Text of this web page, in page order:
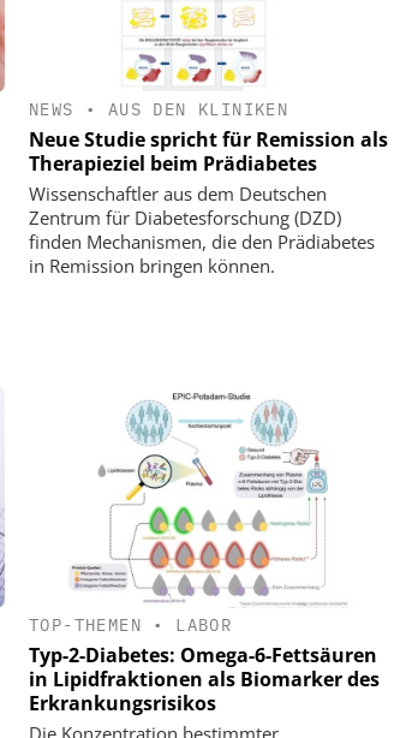
NEWS • AUS DEN KLINIKEN
Neue Studie spricht für Remission als
Therapieziel beim Prädiabetes
Wissenschaftler aus dem Deutschen
Zentrum für Diabetesforschung (DZD)
finden Mechanismen, die den Prädiabetes
in Remission bringen können.
TOP-THEMEN • LABOR
Typ-2-Diabetes: Omega-6-Fettsäuren
in Lipidfraktionen als Biomarker des
Erkrankungsrisikos